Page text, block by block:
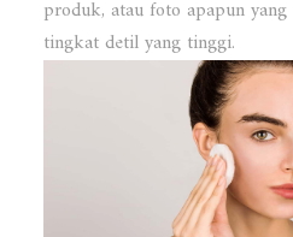
produk, atau foto apapun
tingkat detil yang tinggi.